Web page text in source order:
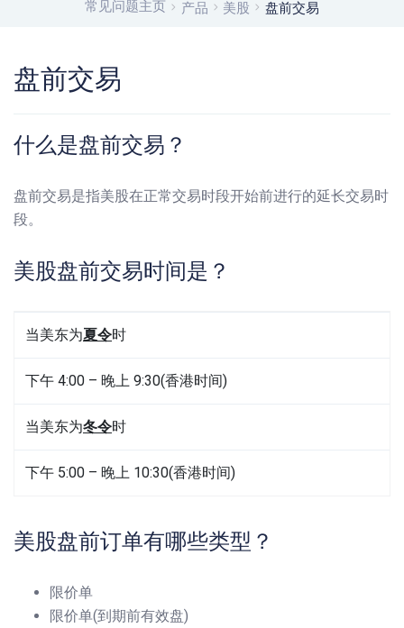
常见问题主页 产品 美股 盘前交易
盘前交易
什么是盘前交易？
盘前交易是指美股在正常交易时段开始前进行的延长交易时
段。
美股盘前交易时间是？
当美东为夏令时
下午 4:00 – 晚上 9:30(香港时间)
当美东为冬令时
下午 5:00 – 晚上 10:30(香港时间)
美股盘前订单有哪些类型？
限价单
限价单(到期前有效盘)